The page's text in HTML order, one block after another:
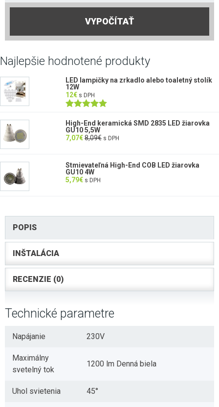
VYPOČÍTAŤ
Najlepšie hodnotené produkty
LED lampičky na zrkadlo alebo toaletný stolík
12W
12€ s DPH
5.00z 5
High-End keramická SMD 2835 LED žiarovka
GU10 5,5W
7,07€8,09€ s DPH
Stmievateľná High-End COB LED žiarovka
GU10 4W
5,79€ s DPH
POPIS
INŠTALÁCIA
RECENZIE (0)
Technické parametre
Napájanie 230V
Maximálny
svetelný tok
1200 lm Denná biela
Uhol svietenia 45°